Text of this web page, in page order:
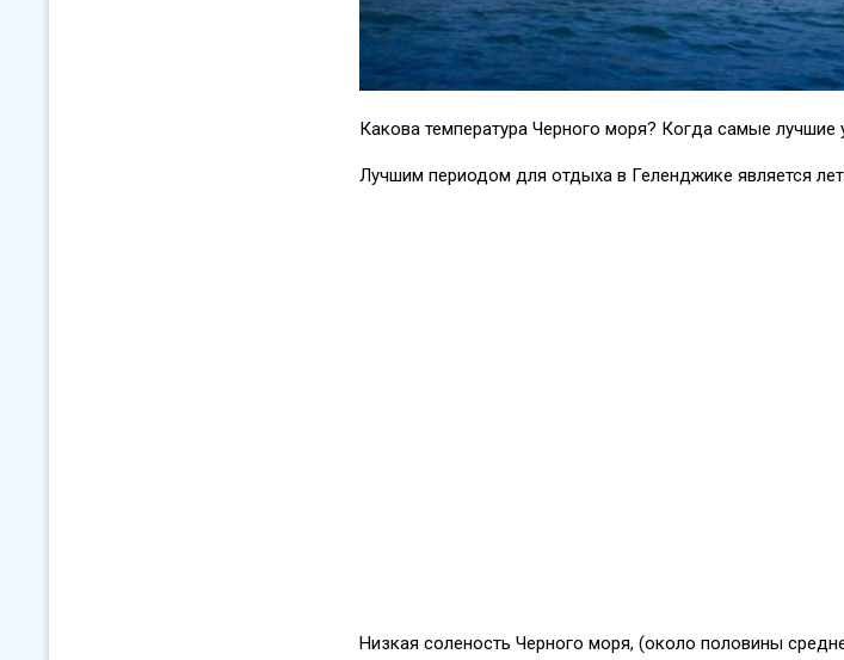
Какова температура Черного моря? Когда самые лучшие
Лучшим периодом для отдыха в Геленджике является
Низкая соленость Черного моря, (около половины